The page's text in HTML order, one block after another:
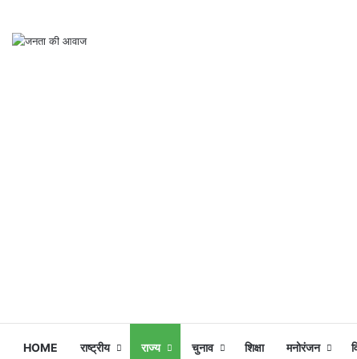
HOME राष्ट्रीय राज्य चुनाव शिक्षा मनोरंजन